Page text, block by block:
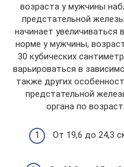
возраста у мужчины
предстательной
начинает увеличиваться
норме у мужчины,
30 кубических
варьироваться в
также других
предстательной
органа по
От 19,6 до 24,3